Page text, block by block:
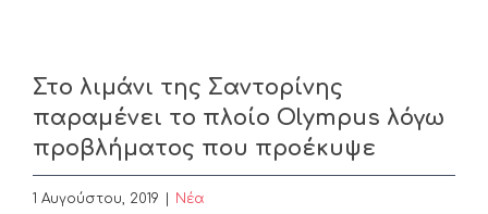
Στο λιμάνι της Σαντορίνης
παραμένει το πλοίο Olympus λόγω
προβλήματος που προέκυψε
1 Αυγούστου, 2019 Nέα